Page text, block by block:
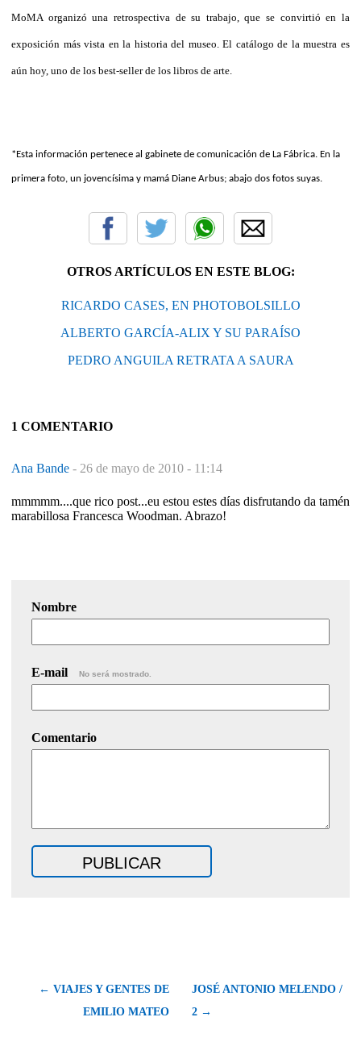
MoMA organizó una retrospectiva de su trabajo, que se convirtió en la
exposición más vista en la historia del museo. El catálogo de la muestra es
aún hoy, uno de los best-seller de los libros de arte.
*Esta información pertenece al gabinete de comunicación de La Fábrica. En la
primera foto, un jovencísima y mamá Diane Arbus; abajo dos fotos suyas.
OTROS ARTÍCULOS EN ESTE BLOG:
RICARDO CASES, EN PHOTOBOLSILLO
ALBERTO GARCÍA-ALIX Y SU PARAÍSO
PEDRO ANGUILA RETRATA A SAURA
1 COMENTARIO
Ana Bande - 26 de mayo de 2010 - 11:14
mmmmm....que rico post...eu estou estes días disfrutando da tamén
marabillosa Francesca Woodman. Abrazo!
Nombre
E-mail No será mostrado.
Comentario
← VIAJES Y GENTES DE
EMILIO MATEO
JOSÉ ANTONIO MELENDO /
2 →